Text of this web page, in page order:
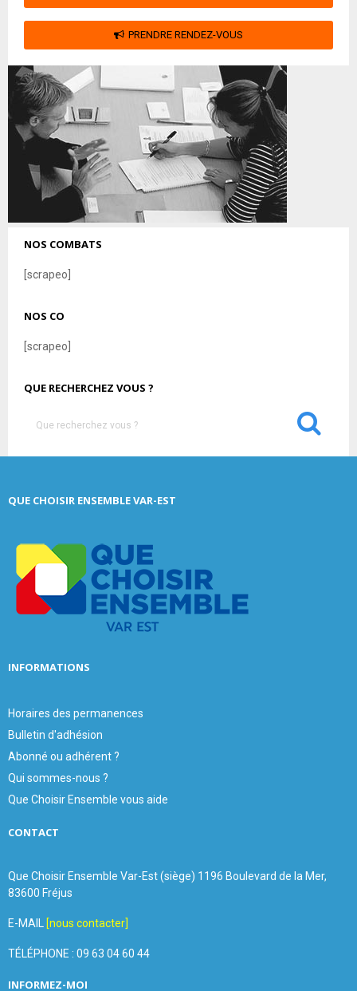
PRENDRE RENDEZ-VOUS
NOS COMBATS
[scrapeo]
NOS CO
[scrapeo]
QUE RECHERCHEZ VOUS ?
h
S
QUE CHOISIR ENSEMBLE VAR-EST
INFORMATIONS
Horaires des permanences
Bulletin d'adhésion
Abonné ou adhérent ?
Qui sommes-nous ?
Que Choisir Ensemble vous aide
CONTACT
Que Choisir Ensemble Var-Est (siège) 1196 Boulevard de la Mer,
83600 Fréjus
E-MAIL [nous contacter]
TÉLÉPHONE : 09 63 04 60 44
INFORMEZ-MOI